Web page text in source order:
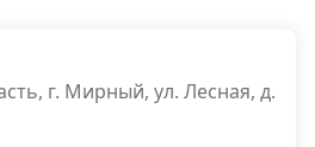
г. Мирный, ул. Лесная, д.